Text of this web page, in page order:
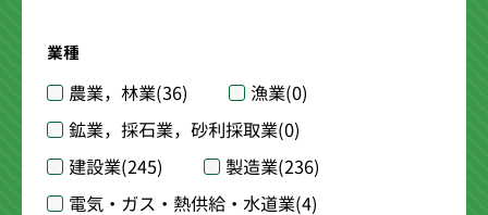
業種
農業，林業(36) 漁業(0)
鉱業，採石業，砂利採取業(0)
建設業(245) 製造業(236)
電気・ガス・熱供給・水道業(4)